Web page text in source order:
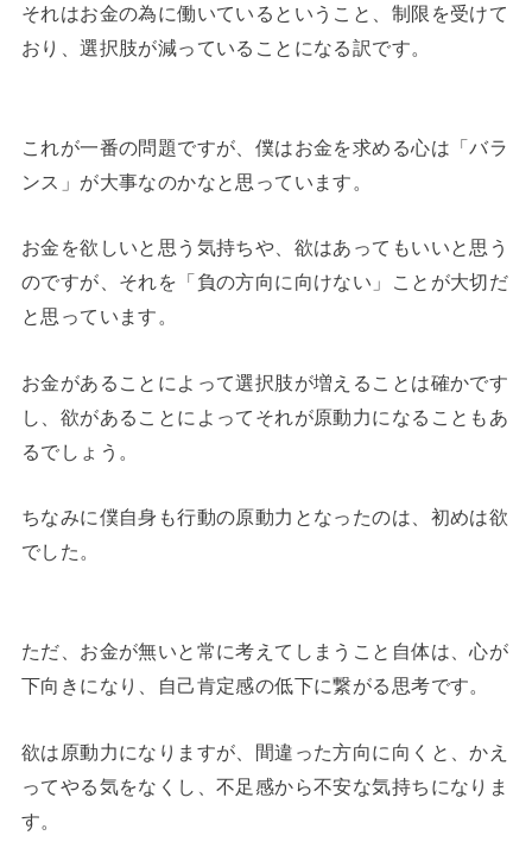
それはお金の為に働いているということ、制限を受けて
おり、選択肢が減っていることになる訳です。
これが一番の問題ですが、僕はお金を求める心は「バラ
ンス」が大事なのかなと思っています。
お金を欲しいと思う気持ちや、欲はあってもいいと思う
のですが、それを「負の方向に向けない」ことが大切だ
と思っています。
お金があることによって選択肢が増えることは確かです
し、欲があることによってそれが原動力になることもあ
るでしょう。
ちなみに僕自身も行動の原動力となったのは、初めは欲
でした。
ただ、お金が無いと常に考えてしまうこと自体は、心が
下向きになり、自己肯定感の低下に繋がる思考です。
欲は原動力になりますが、間違った方向に向くと、かえ
ってやる気をなくし、不足感から不安な気持ちになりま
す。